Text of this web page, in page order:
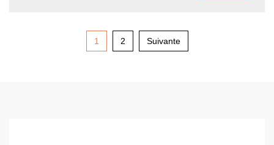
cheminées, volumes, hauteur sous plafond - Appartement
lumineux et calme - Potentiel d'aménagement Possibilité
d'acheter une pièce de 15m² en plus, sur le même palier.
1 2 Suivante